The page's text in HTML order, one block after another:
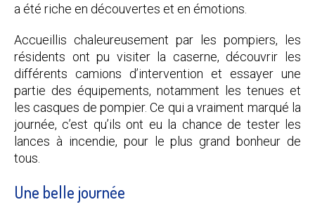
a été riche en découvertes et en émotions.
Accueillis chaleureusement par les pompiers, les
résidents ont pu visiter la caserne, découvrir les
différents camions d’intervention et essayer une
partie des équipements, notamment les tenues et
les casques de pompier. Ce qui a vraiment marqué la
journée, c’est qu’ils ont eu la chance de tester les
lances à incendie, pour le plus grand bonheur de
tous.
Une belle journée